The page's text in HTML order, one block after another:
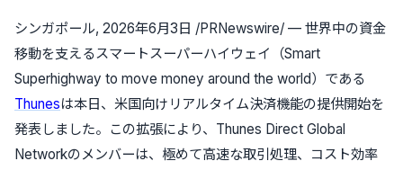
シンガポール, 2026年6月3日 /PRNewswire/ — 世界中の資金
移動を支えるスマートスーパーハイウェイ（Smart
Superhighway to move money around the world）である
Thunesは本日、米国向けリアルタイム決済機能の提供開始を
発表しました。この拡張により、Thunes Direct Global
Networkのメンバーは、極めて高速な取引処理、コスト効率